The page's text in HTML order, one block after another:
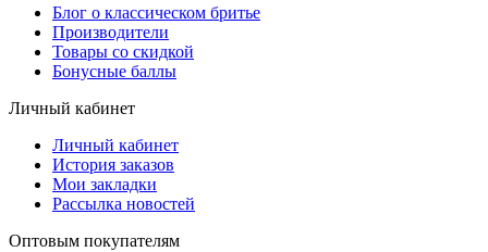
Блог о классическом бритье
Производители
Товары со скидкой
Бонусные баллы
Личный кабинет
Личный кабинет
История заказов
Мои закладки
Рассылка новостей
Оптовым покупателям